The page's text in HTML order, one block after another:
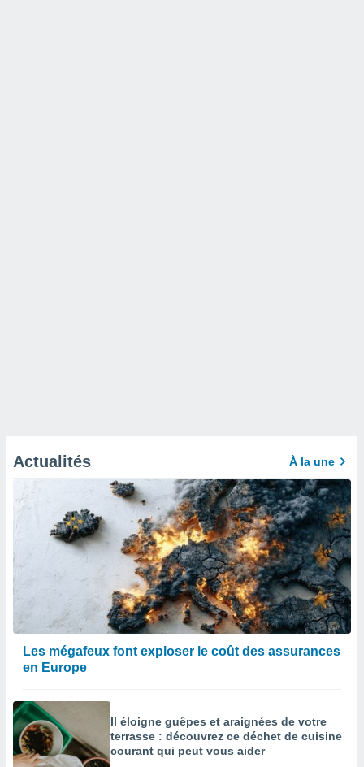
Actualités À la une
Les mégafeux font exploser le coût des assurances
en Europe
Il éloigne guêpes et araignées de votre
terrasse : découvrez ce déchet de cuisine
courant qui peut vous aider